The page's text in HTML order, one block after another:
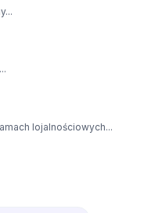
lojalnościowych...